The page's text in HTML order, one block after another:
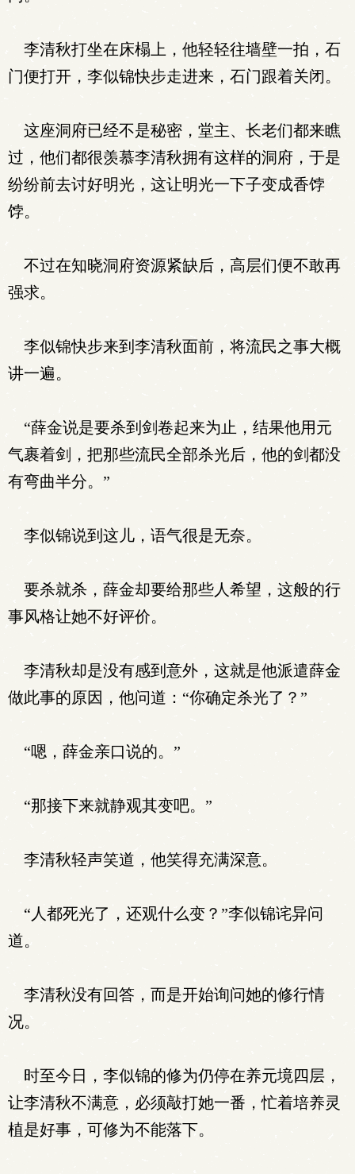
李清秋打坐在床榻上，他轻轻往墙壁一拍，石
门便打开，李似锦快步走进来，石门跟着关闭。
这座洞府已经不是秘密，堂主、长老们都来瞧
过，他们都很羡慕李清秋拥有这样的洞府，于是
纷纷前去讨好明光，这让明光一下子变成香饽
饽。
不过在知晓洞府资源紧缺后，高层们便不敢再
强求。
李似锦快步来到李清秋面前，将流民之事大概
讲一遍。
“薛金说是要杀到剑卷起来为止，结果他用元
气裹着剑，把那些流民全部杀光后，他的剑都没
有弯曲半分。”
李似锦说到这儿，语气很是无奈。
要杀就杀，薛金却要给那些人希望，这般的行
事风格让她不好评价。
李清秋却是没有感到意外，这就是他派遣薛金
做此事的原因，他问道：“你确定杀光了？”
“嗯，薛金亲口说的。”
“那接下来就静观其变吧。”
李清秋轻声笑道，他笑得充满深意。
“人都死光了，还观什么变？”李似锦诧异问
道。
李清秋没有回答，而是开始询问她的修行情
况。
时至今日，李似锦的修为仍停在养元境四层，
让李清秋不满意，必须敲打她一番，忙着培养灵
植是好事，可修为不能落下。